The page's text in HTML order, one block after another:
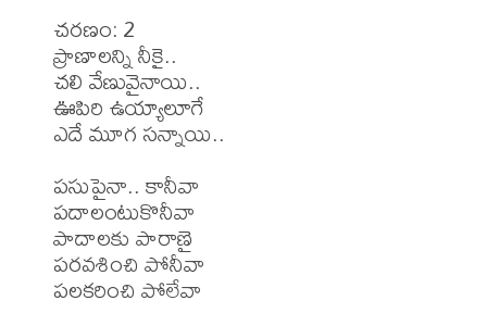
చరణం: 2
ప్రాణాలన్ని నీకై..
చలి వేణువైనాయి..
ఊపిరి ఉయ్యాలూగే
ఎదే మూగ సన్నాయి..
పసుపైనా.. కానీవా
పదాలంటుకొనీవా
పాదాలకు పారాణై
పరవశించి పోనీవా
పలకరించి పోలేవా